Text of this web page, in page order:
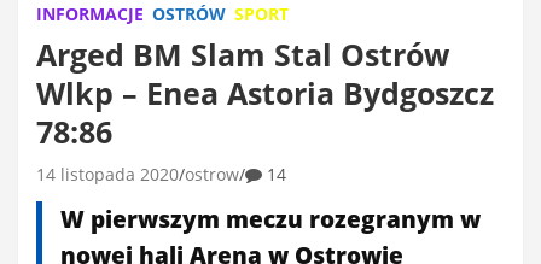
INFORMACJE OSTRÓW SPORT
Arged BM Slam Stal Ostrów
Wlkp – Enea Astoria Bydgoszcz
78:86
14 listopada 2020 ostrow 14
W pierwszym meczu rozegranym w
nowej hali Arena w Ostrowie